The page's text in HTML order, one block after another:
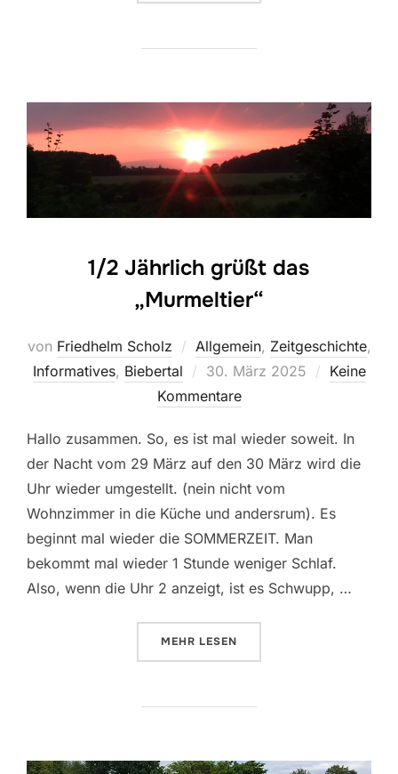
1/2 Jährlich grüßt das
„Murmeltier“
von Friedhelm Scholz Allgemein, Zeitgeschichte,
Informatives, Biebertal
Veröffentlicht
am
30. März 2025
Keine
Kommentare
Hallo zusammen. So, es ist mal wieder soweit. In
der Nacht vom 29 März auf den 30 März wird die
Uhr wieder umgestellt. (nein nicht vom
Wohnzimmer in die Küche und andersrum). Es
beginnt mal wieder die SOMMERZEIT. Man
bekommt mal wieder 1 Stunde weniger Schlaf.
Also, wenn die Uhr 2 anzeigt, ist es Schwupp, …
MEHR ÜBER „1/2 JÄHRLICH GRÜSST
LESEN